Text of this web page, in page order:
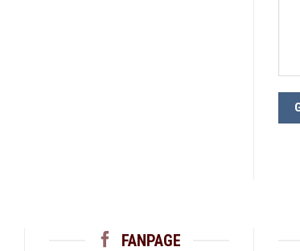
FANPAGE